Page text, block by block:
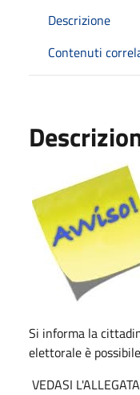
Descrizione
Contenuti
Si informa la
elettorale è
VEDASI